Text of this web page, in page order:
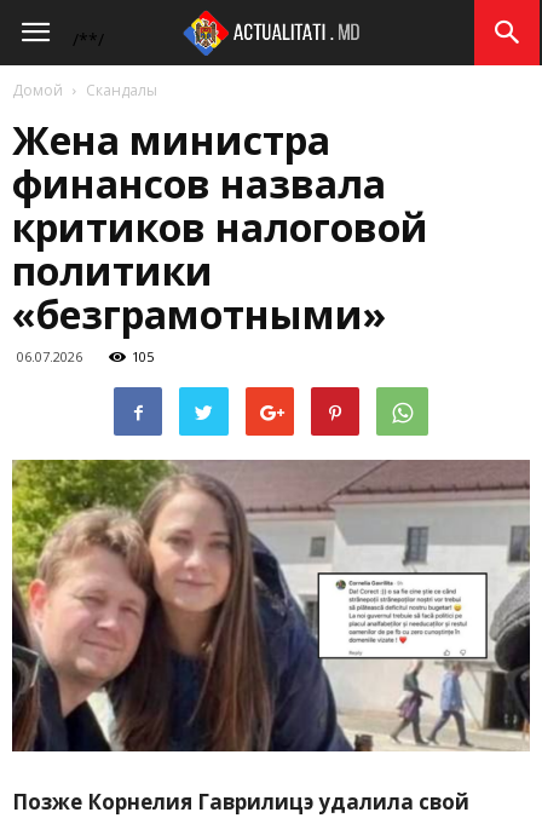
/**/
Actualitati.md
Домой Скандалы
Жена министра
финансов назвала
критиков налоговой
политики
«безграмотными»
06.07.2026 105
Позже Корнелия Гаврилицэ удалила свой